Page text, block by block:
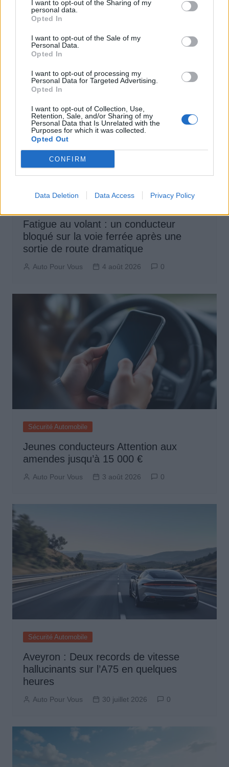
I want to opt-out of the Sharing of my
personal data.
Opted In
I want to opt-out of the Sale of my
Personal Data.
Opted In
I want to opt-out of processing my
Personal Data for Targeted Advertising.
Opted In
I want to opt-out of Collection, Use,
Retention, Sale, and/or Sharing of my
Personal Data that Is Unrelated with the
Purposes for which it was collected.
Opted Out
CONFIRM
Data Deletion Data Access Privacy Policy
Catalogne lance un radar IA qui traque
téléphone et ceinture en conduisant
Auto Pour Vous 4 août 2026
Fatigue au volant : un conducteur
bloqué sur la voie ferrée après une
sortie de route dramatique
Auto Pour Vous 4 août 2026 0
Sécurité Automobile
Jeunes conducteurs Attention aux
amendes jusqu’à 15 000 €
Auto Pour Vous 3 août 2026 0
Sécurité Automobile
Aveyron : Deux records de vitesse
hallucinants sur l’A75 en quelques
heures
Auto Pour Vous 30 juillet 2026 0